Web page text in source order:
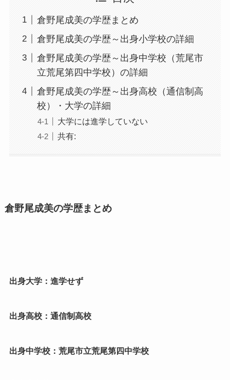
倉野尾成美の学歴まとめ
倉野尾成美の学歴～出身小学校の詳細
倉野尾成美の学歴～出身中学校（荒尾市
立荒尾第四中学校）の詳細
倉野尾成美の学歴～出身高校（通信制高
校）・大学の詳細
大学には進学していない
共有:
倉野尾成美の学歴まとめ
出身大学：進学せず
出身高校：通信制高校
出身中学校：荒尾市立荒尾第四中学校